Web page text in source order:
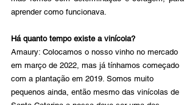
aprender como funcionava.
Há quanto tempo existe a vinícola?
Amaury: Colocamos o nosso vinho no mercado
em março de 2022, mas já tínhamos começado
com a plantação em 2019. Somos muito
pequenos ainda, então mesmo das vinícolas de